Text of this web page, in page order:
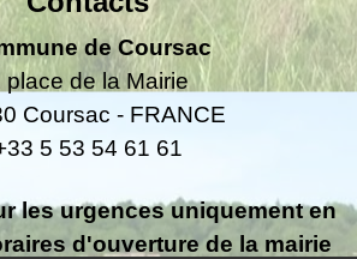
de Coursac
place de la Mairie
Coursac - FRANCE
5 53 54 61 61
les urgences uniquement en
d'ouverture de la mairie